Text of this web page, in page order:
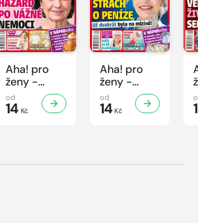
Aha! pro
ženy -
31/2026
od
14Kč
Aha! pro
ženy -
30/2026
od
14Kč